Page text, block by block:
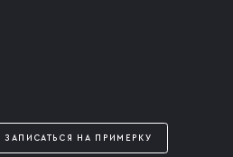
ЗАПИСАТЬСЯ НА ПРИМЕРКУ